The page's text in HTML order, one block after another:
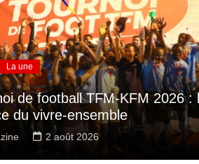
La une
de football TFM-KFM 2026 :
du vivre-ensemble
2 août 2026